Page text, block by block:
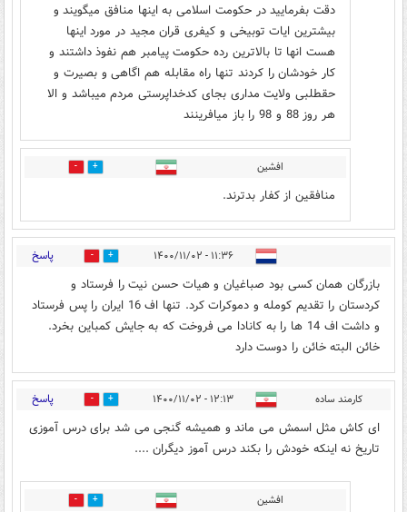
دقت بفرمایید در حکومت اسلامی به اینها منافق میگویند و
بیشترین ایات توبیخی و کیفری قران مجید در مورد اینها
هست انها تا بالاترین رده حکومت پیامبر هم نفوذ داشتند و
کار خودشان را کردند تنها راه مقابله هم اگاهی و بصیرت و
حقطلبی ولایت مداری بجای کدخداپرستی مردم میباشد و الا
هر روز 88 و 98 را باز میافرینند
افشین 1
منافقین از کفار بدترند.
۱۱:۳۶ - ۱۴۰۰/۱۱/۰۲ 3 پاسخ
بازرگان همان کسی بود صباغیان و هیات حسن نیت را فرستاد و
کردستان را تقدیم کومله و دموکرات کرد. تنها اف 16 ایران را پس فرستاد
و داشت اف 14 ها را به کانادا می فروخت که به جایش کمباین بخرد.
خائن البته خائن را دوست دارد
کارمند ساده ۱۲:۱۳ - ۱۴۰۰/۱۱/۰۲ 0 پاسخ
ای کاش مثل اسمش می ماند و همیشه گنجی می شد برای درس آموزی
تاریخ نه اینکه خودش را بکند درس آموز دیگران ....
افشین 1